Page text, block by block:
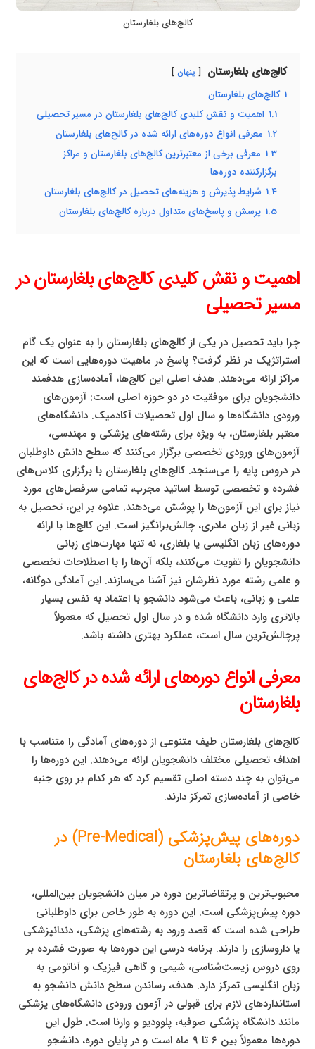
کالج‌های بلغارستان
کالج‌های بلغارستان پنهان
1 کالج‌های بلغارستان
1.1 اهمیت و نقش کلیدی کالج‌های بلغارستان در مسیر تحصیلی
1.2 معرفی انواع دوره‌های ارائه شده در کالج‌های بلغارستان
1.3 معرفی برخی از معتبرترین کالج‌های بلغارستان و مراکز
برگزارکننده دوره‌ها
1.4 شرایط پذیرش و هزینه‌های تحصیل در کالج‌های بلغارستان
1.5 پرسش و پاسخ‌های متداول درباره کالج‌های بلغارستان
اهمیت و نقش کلیدی کالج‌های بلغارستان در
مسیر تحصیلی
چرا باید تحصیل در یکی از کالج‌های بلغارستان را به عنوان یک گام
استراتژیک در نظر گرفت؟ پاسخ در ماهیت دوره‌هایی است که این
مراکز ارائه می‌دهند. هدف اصلی این کالج‌ها، آماده‌سازی هدفمند
دانشجویان برای موفقیت در دو حوزه اصلی است: آزمون‌های
ورودی دانشگاه‌ها و سال اول تحصیلات آکادمیک. دانشگاه‌های
معتبر بلغارستان، به ویژه برای رشته‌های پزشکی و مهندسی،
آزمون‌های ورودی تخصصی برگزار می‌کنند که سطح دانش داوطلبان
در دروس پایه را می‌سنجد. کالج‌های بلغارستان با برگزاری کلاس‌های
فشرده و تخصصی توسط اساتید مجرب، تمامی سرفصل‌های مورد
نیاز برای این آزمون‌ها را پوشش می‌دهند. علاوه بر این، تحصیل به
زبانی غیر از زبان مادری، چالش‌برانگیز است. این کالج‌ها با ارائه
دوره‌های زبان انگلیسی یا بلغاری، نه تنها مهارت‌های زبانی
دانشجویان را تقویت می‌کنند، بلکه آن‌ها را با اصطلاحات تخصصی
و علمی رشته مورد نظرشان نیز آشنا می‌سازند. این آمادگی دوگانه،
علمی و زبانی، باعث می‌شود دانشجو با اعتماد به نفس بسیار
بالاتری وارد دانشگاه شده و در سال اول تحصیل که معمولاً
پرچالش‌ترین سال است، عملکرد بهتری داشته باشد.
معرفی انواع دوره‌های ارائه شده در کالج‌های
بلغارستان
کالج‌های بلغارستان طیف متنوعی از دوره‌های آمادگی را متناسب با
اهداف تحصیلی مختلف دانشجویان ارائه می‌دهند. این دوره‌ها را
می‌توان به چند دسته اصلی تقسیم کرد که هر کدام بر روی جنبه
خاصی از آماده‌سازی تمرکز دارند.
دوره‌های پیش‌پزشکی (Pre-Medical) در
کالج‌های بلغارستان
محبوب‌ترین و پرتقاضاترین دوره در میان دانشجویان بین‌المللی،
دوره پیش‌پزشکی است. این دوره به طور خاص برای داوطلبانی
طراحی شده است که قصد ورود به رشته‌های پزشکی، دندانپزشکی
یا داروسازی را دارند. برنامه درسی این دوره‌ها به صورت فشرده بر
روی دروس زیست‌شناسی، شیمی و گاهی فیزیک و آناتومی به
زبان انگلیسی تمرکز دارد. هدف، رساندن سطح دانش دانشجو به
استانداردهای لازم برای قبولی در آزمون ورودی دانشگاه‌های پزشکی
مانند دانشگاه پزشکی صوفیه، پلوودیو و وارنا است. طول این
دوره‌ها معمولاً بین ۶ تا ۹ ماه است و در پایان دوره، دانشجو